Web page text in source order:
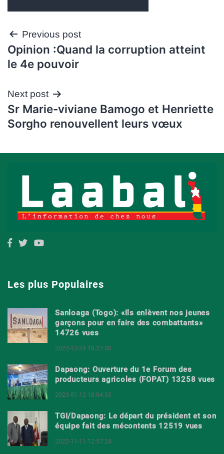
Navigation
de
Previous post
Opinion :Quand la corruption atteint
le 4e pouvoir
Next post
Sr Marie-viviane Bamogo et Henriette
Sorgho renouvellent leurs vœux
Les plus Populaires
Sanloaga (Togo): «Ils enlèvent nos jeunes
garçons pour en faire des combattants»
14726 vues
2022-12-24 18:27:30
Dapaong: Ouverture du 1e Forum des
producteurs agricoles (FOPAT) 13258 vues
2023-01-12 18:04:53
TGI/Dapaong: Le départ du président et son
équipe fait des mécontents 12519 vues
2022-11-11 12:57:24